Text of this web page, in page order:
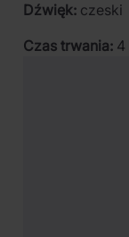
Dźwięk: czeski
Czas trwania: 4